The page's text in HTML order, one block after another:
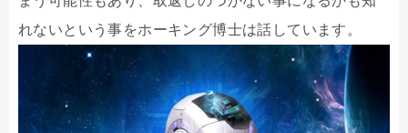
れないという事をホーキング博士は話しています。